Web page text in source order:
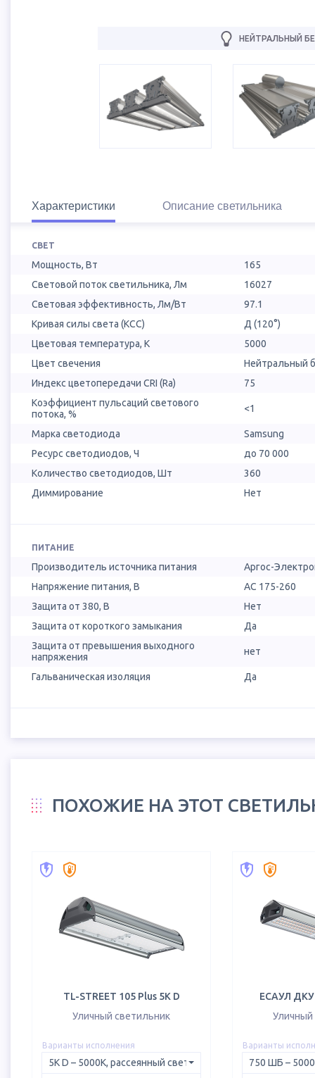
НЕЙТРАЛЬНЫЙ
Характеристики Описание светильника
СВЕТ
Мощность, Вт
165
Световой поток светильника, Лм
16027
Световая эффективность, Лм/Вт
97.1
Кривая силы света (КСС)
Д (120°)
Цветовая температура, К
5000
Цвет свечения
Нейтральный
Индекс цветопередачи CRI (Ra)
75
Коэффициент пульсаций светового
потока, %
<1
Марка светодиода
Samsung
Ресурс светодиодов, Ч
до 70 000
Количество светодиодов, Шт
360
Диммирование
Нет
ПИТАНИЕ
Производитель источника питания
Аргос-
Напряжение питания, В
AC 175-260
Защита от 380, В
Нет
Защита от короткого замыкания
Да
Защита от превышения выходного
напряжения
нет
Гальваническая изоляция Да
ПОХОЖИЕ НА ЭТОТ
TL-STREET 105 Plus 5K D
Уличный светильник
Варианты исполнения
ЕСАУЛ ДКУ
Уличный
Варианты